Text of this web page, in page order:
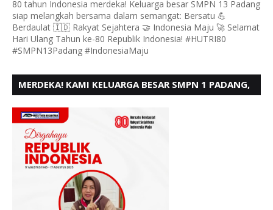
80 tahun Indonesia merdeka! Keluarga besar SMPN 13 Padang
siap melangkah bersama dalam semangat: Bersatu 💪
Berdaulat 🇮🇩 Rakyat Sejahtera 🤝 Indonesia Maju 🚀 Selamat
Hari Ulang Tahun ke-80 Republik Indonesia! #HUTRI80
#SMPN13Padang #IndonesiaMaju
MERDEKA! KAMI KELUARGA BESAR SMPN 1 PADANG,